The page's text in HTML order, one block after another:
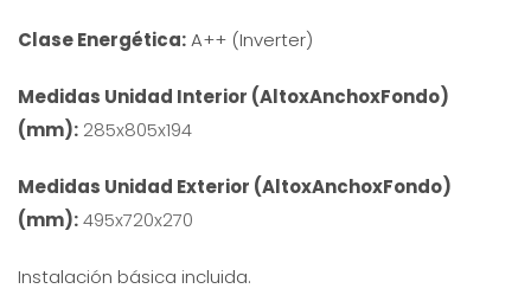
Clase Energética:A++ (Inverter)
Medidas Unidad Interior (AltoxAnchoxFondo)
(mm): 285x805x194
Medidas Unidad Exterior (AltoxAnchoxFondo)
(mm):495x720x270
Instalación básica incluida.